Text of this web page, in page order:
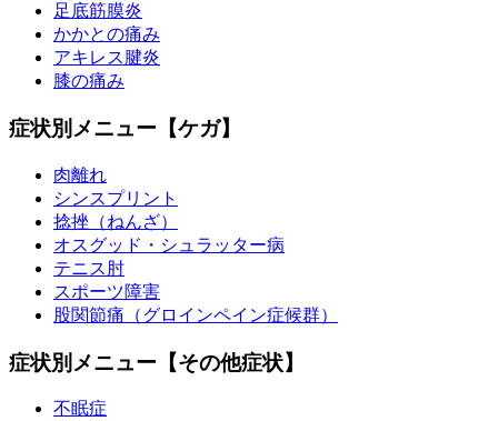
足底筋膜炎
かかとの痛み
アキレス腱炎
膝の痛み
症状別メニュー【ケガ】
肉離れ
シンスプリント
捻挫（ねんざ）
オスグッド・シュラッター病
テニス肘
スポーツ障害
股関節痛（グロインペイン症候群）
症状別メニュー【その他症状】
不眠症